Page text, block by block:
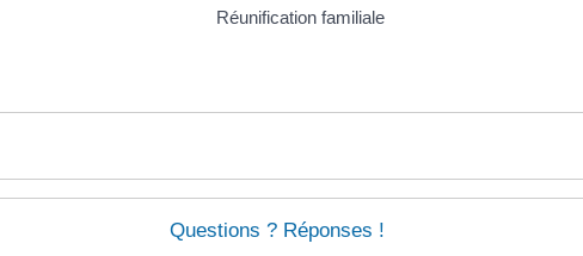
Réunification familiale
Questions ? Réponses !